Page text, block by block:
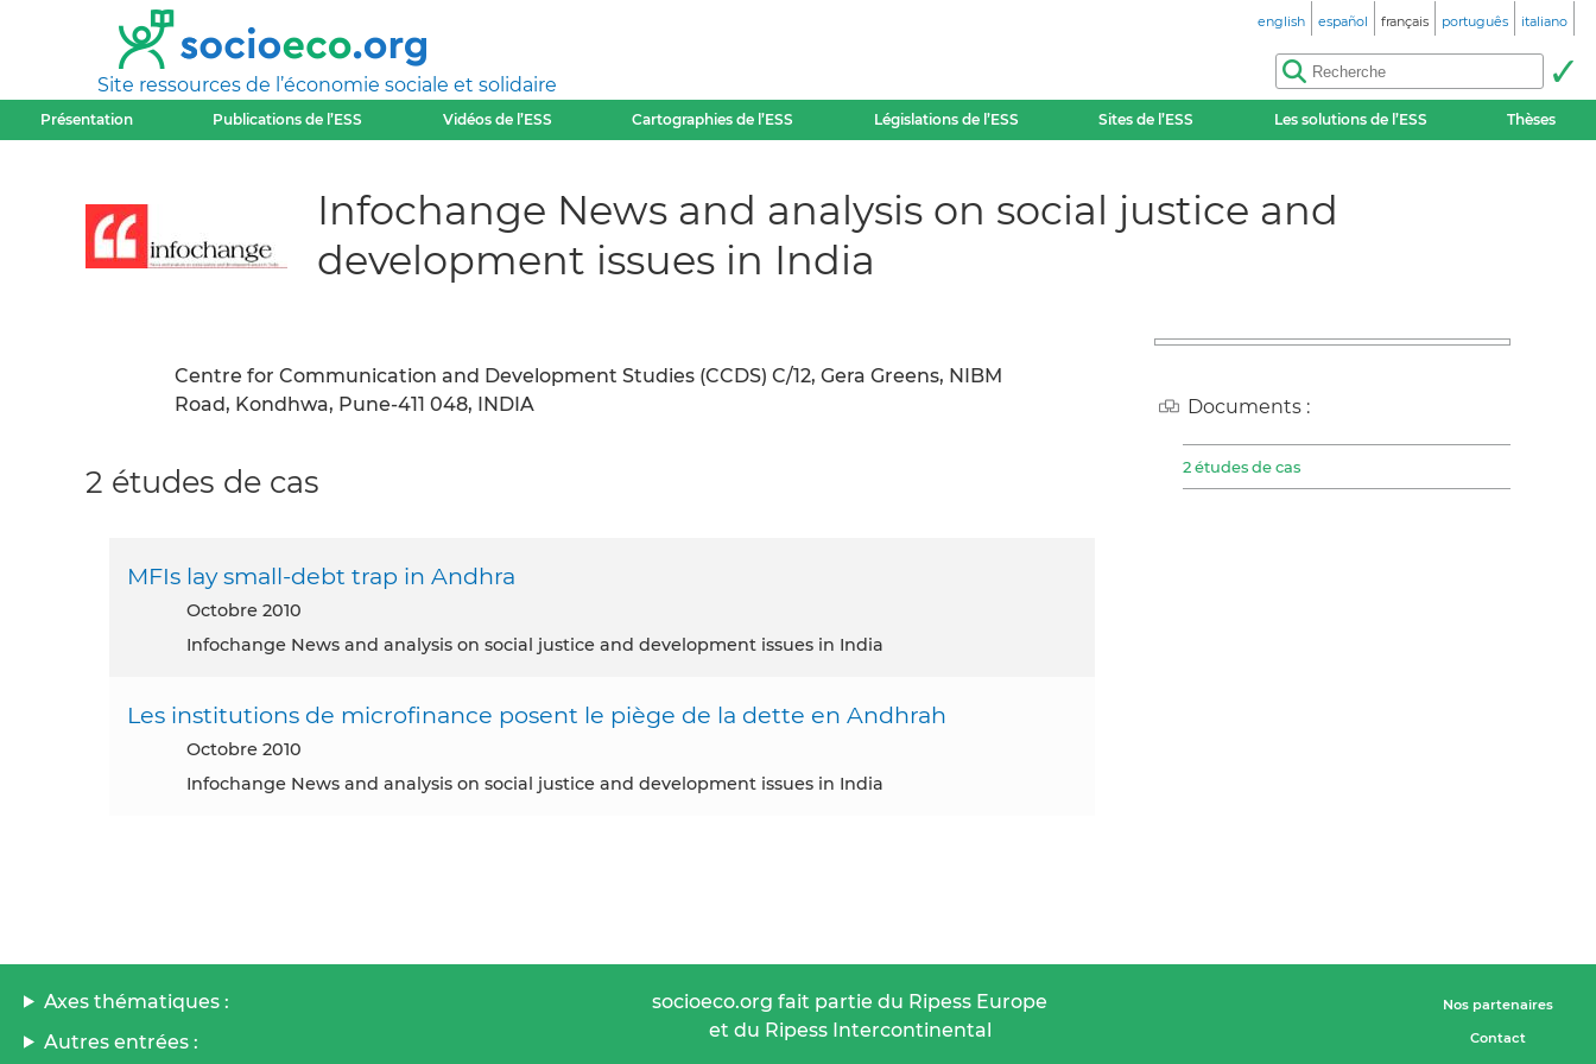
Site ressources de l’économie sociale et solidaire
english español français português italiano
Présentation Publications de l’ESS Vidéos de l’ESS Cartographies de l’ESS Législations de l’ESS Sites de l’ESS Les solutions de l’ESS Thèses
Infochange News and analysis on social justice and
development issues in India
Centre for Communication and Development Studies (CCDS) C/12, Gera Greens, NIBM
Road, Kondhwa, Pune-411 048, INDIA
Documents :
2 études de cas
2 études de cas
MFIs lay small-debt trap in Andhra
octobre 2010
Infochange News and analysis on social justice and development issues in India
Les institutions de microfinance posent le piège de la dette en Andhrah
octobre 2010
Infochange News and analysis on social justice and development issues in India
Axes thématiques :
Autres entrées :
socioeco.org fait partie du Ripess Europe
et du Ripess Intercontinental
Nos partenaires
Contact